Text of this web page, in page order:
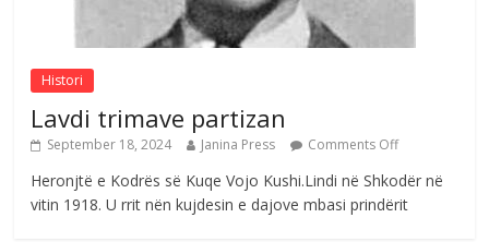
August 8, 2026 Comments Off
Histori
Lavdi trimave partizan
September 18, 2024 Janina Press Comments Off
Heronjtë e Kodrës së Kuqe Vojo Kushi.Lindi në Shkodër në
vitin 1918. U rrit nën kujdesin e dajove mbasi prindërit